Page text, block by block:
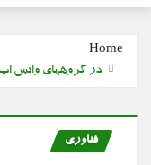
Home
در گروههای واتس اپ
فناوری